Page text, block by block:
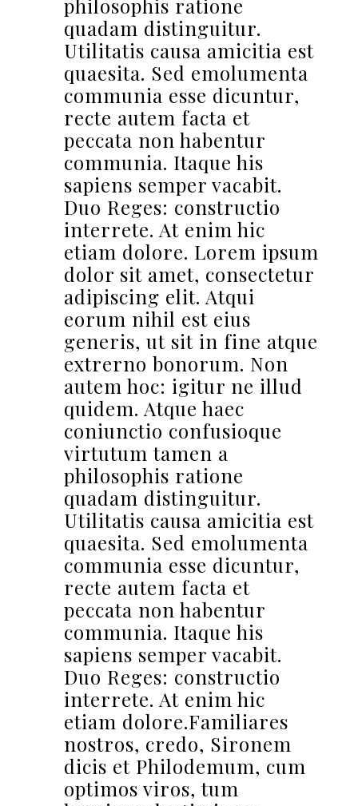
philosophis ratione
quadam distinguitur.
Utilitatis causa amicitia est
quaesita. Sed emolumenta
communia esse dicuntur,
recte autem facta et
peccata non habentur
communia. Itaque his
sapiens semper vacabit.
Duo Reges: constructio
interrete. At enim hic
etiam dolore. Lorem ipsum
dolor sit amet, consectetur
adipiscing elit. Atqui
eorum nihil est eius
generis, ut sit in fine atque
extrerno bonorum. Non
autem hoc: igitur ne illud
quidem. Atque haec
coniunctio confusioque
virtutum tamen a
philosophis ratione
quadam distinguitur.
Utilitatis causa amicitia est
quaesita. Sed emolumenta
communia esse dicuntur,
recte autem facta et
peccata non habentur
communia. Itaque his
sapiens semper vacabit.
Duo Reges: constructio
interrete. At enim hic
etiam dolore.Familiares
nostros, credo, Sironem
dicis et Philodemum, cum
optimos viros, tum